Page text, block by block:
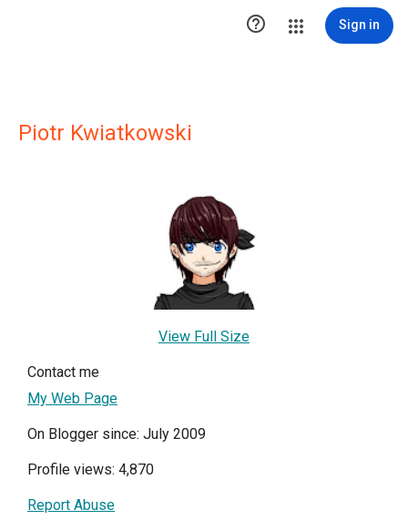
 Sign in
Piotr Kwiatkowski
View Full Size
Contact me
My Web Page
On Blogger since: July 2009
Profile views: 4,870
Report Abuse